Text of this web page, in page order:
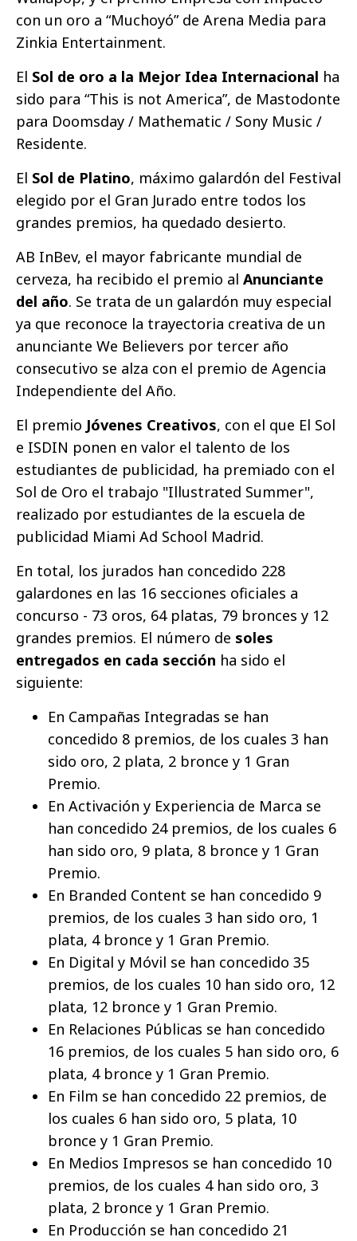
con un oro a “Muchoyó” de Arena Media para
Zinkia Entertainment.
El Sol de oro a la Mejor Idea Internacional ha
sido para “This is not America”, de Mastodonte
para Doomsday / Mathematic / Sony Music /
Residente.
El Sol de Platino, máximo galardón del Festival
elegido por el Gran Jurado entre todos los
grandes premios, ha quedado desierto.
AB InBev, el mayor fabricante mundial de
cerveza, ha recibido el premio al Anunciante
del año. Se trata de un galardón muy especial
ya que reconoce la trayectoria creativa de un
anunciante We Believers por tercer año
consecutivo se alza con el premio de Agencia
Independiente del Año.
El premio Jóvenes Creativos, con el que El Sol
e ISDIN ponen en valor el talento de los
estudiantes de publicidad, ha premiado con el
Sol de Oro el trabajo "Illustrated Summer",
realizado por estudiantes de la escuela de
publicidad Miami Ad School Madrid.
En total, los jurados han concedido 228
galardones en las 16 secciones oficiales a
concurso - 73 oros, 64 platas, 79 bronces y 12
grandes premios. El número de soles
entregados en cada sección ha sido el
siguiente:
En Campañas Integradas se han
concedido 8 premios, de los cuales 3 han
sido oro, 2 plata, 2 bronce y 1 Gran
Premio.
En Activación y Experiencia de Marca se
han concedido 24 premios, de los cuales 6
han sido oro, 9 plata, 8 bronce y 1 Gran
Premio.
En Branded Content se han concedido 9
premios, de los cuales 3 han sido oro, 1
plata, 4 bronce y 1 Gran Premio.
En Digital y Móvil se han concedido 35
premios, de los cuales 10 han sido oro, 12
plata, 12 bronce y 1 Gran Premio.
En Relaciones Públicas se han concedido
16 premios, de los cuales 5 han sido oro, 6
plata, 4 bronce y 1 Gran Premio.
En Film se han concedido 22 premios, de
los cuales 6 han sido oro, 5 plata, 10
bronce y 1 Gran Premio.
En Medios Impresos se han concedido 10
premios, de los cuales 4 han sido oro, 3
plata, 2 bronce y 1 Gran Premio.
En Producción se han concedido 21